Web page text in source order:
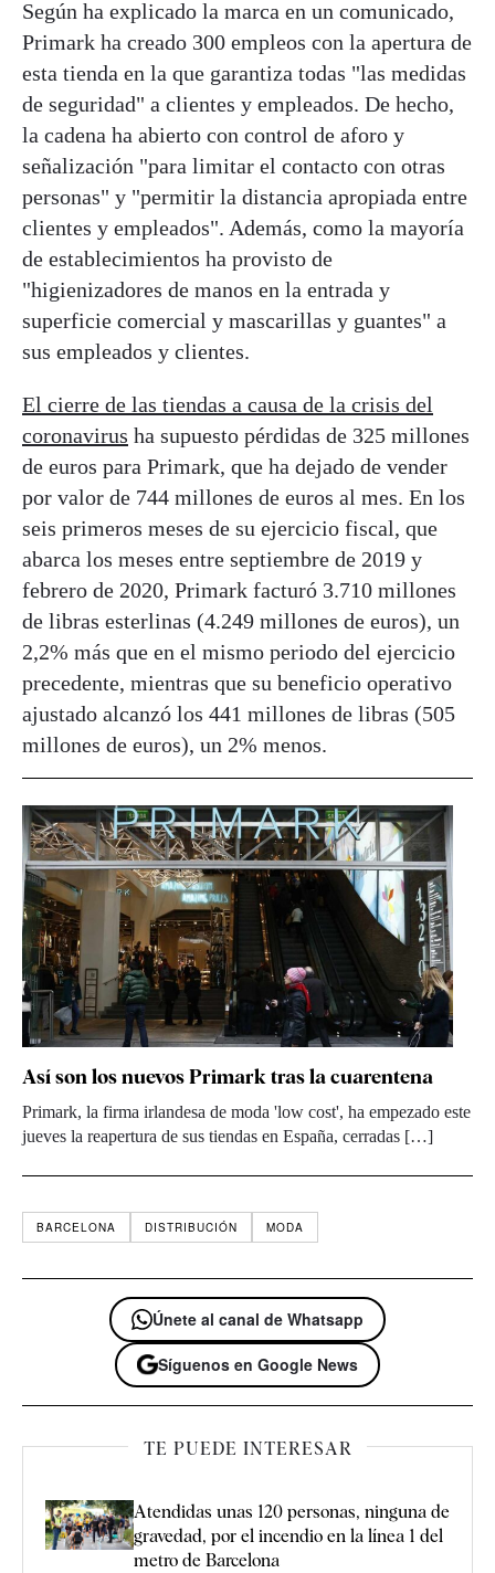
Según ha explicado la marca en un comunicado,
Primark ha creado 300 empleos con la apertura de
esta tienda en la que garantiza todas "las medidas
de seguridad" a clientes y empleados. De hecho,
la cadena ha abierto con control de aforo y
señalización "para limitar el contacto con otras
personas" y "permitir la distancia apropiada entre
clientes y empleados". Además, como la mayoría
de establecimientos ha provisto de
"higienizadores de manos en la entrada y
superficie comercial y mascarillas y guantes" a
sus empleados y clientes.
El cierre de las tiendas a causa de la crisis del
coronavirus ha supuesto pérdidas de 325 millones
de euros para Primark, que ha dejado de vender
por valor de 744 millones de euros al mes. En los
seis primeros meses de su ejercicio fiscal, que
abarca los meses entre septiembre de 2019 y
febrero de 2020, Primark facturó 3.710 millones
de libras esterlinas (4.249 millones de euros), un
2,2% más que en el mismo periodo del ejercicio
precedente, mientras que su beneficio operativo
ajustado alcanzó los 441 millones de libras (505
millones de euros), un 2% menos.
Así son los nuevos Primark tras la cuarentena
Primark, la firma irlandesa de moda 'low cost', ha empezado este
jueves la reapertura de sus tiendas en España, cerradas […]
BARCELONA DISTRIBUCIÓN MODA
Únete al canal de Whatsapp
Síguenos en Google News
TE PUEDE INTERESAR
Atendidas unas 120 personas, ninguna de
gravedad, por el incendio en la línea 1 del
metro de Barcelona